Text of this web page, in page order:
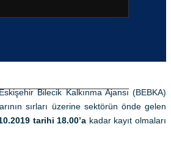
Bilecik Kalkınma Ajansı (BEBKA)
sırları üzerine sektörün önde gelen
tarihi 18.00’a kadar kayıt olmaları